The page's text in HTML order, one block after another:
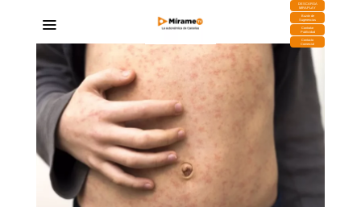
DESCARGA
MIRAPLAY
Buzón de
Sugerencias
Contratar
Publicidad
Contacto
Comercial